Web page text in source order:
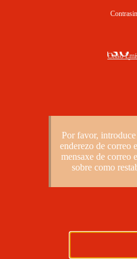
Celso
Por favor, introduce
enderezo de correo
mensaxe de correo
sobre como